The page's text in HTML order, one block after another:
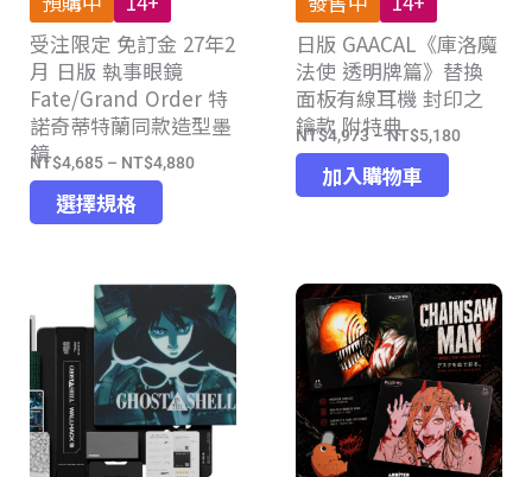
頁
面
選
擇
選
項
頁
面
選
擇
選
受注限定 免訂金 27年2
月 日版 執事眼鏡
Fate/Grand Order 特
諾奇蒂特蘭同款造型墨
鏡
NT$4,685 – NT$4,880價
NT$4,685
到
NT$4,880
選擇規格
產
有
多
種
款
式。
可
在
日版 GAACAL《庫洛魔
法使 透明牌篇》替換
面板有線耳機 封印之
鑰款 附特典
NT$4,973–NT$5,180價
到
NT$5,180
加入購物車